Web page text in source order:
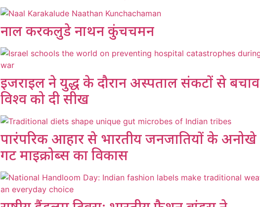
नाल करकलुडे नाथन कुंचचमन
इजराइल ने युद्ध के दौरान अस्पताल संकटों से
विश्व को दी सीख
पारंपरिक आहार से भारतीय जनजातियों के अनोखे
गट माइक्रोब्स का विकास